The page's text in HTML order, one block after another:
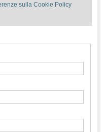
sulla Cookie Policy